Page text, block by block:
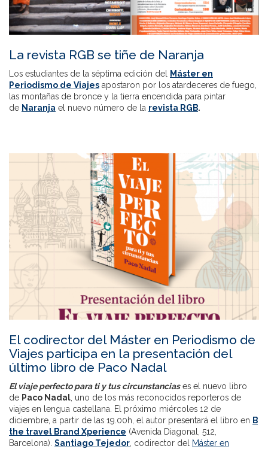
La revista RGB se tiñe de Naranja
Los estudiantes de la séptima edición del
Máster en
Periodismo de Viajes apostaron por los atardeceres de fuego,
las montañas de bronce y la tierra encendida para pintar
de Naranja el nuevo número de la revista RGB.
El codirector del Máster en Periodismo de
Viajes participa en la presentación del
último libro de Paco Nadal
El viaje perfecto para ti y tus circunstanciases el nuevo libro
de Paco Nadal, uno de los más reconocidos reporteros de
viajes en lengua castellana. El próximo miércoles 12 de
diciembre, a partir de las 19.00h, el autor presentará el libro en B
the travel Brand Xperience (Avenida Diagonal, 512,
Barcelona). Santiago Tejedor, codirector del Máster en